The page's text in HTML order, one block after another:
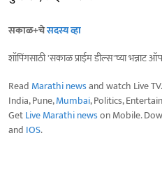
सकाळ+चेसदस्य व्हा
शॉपिंगसाठी 'सकाळ प्राईम डील्स'च्या भन्नाट
Read Marathi newsand watch Live TV.
India, Pune,Mumbai, Politics,
GetLive Marathi newson Mobile.
and IOS.